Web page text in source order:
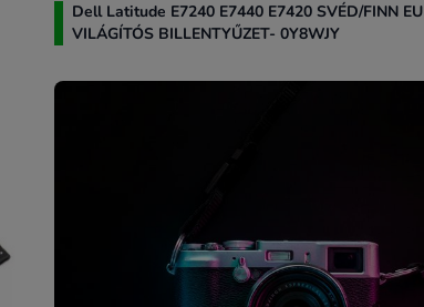
Dell Latitude E7240 E7440 E7420 SVÉD/FINN EU
VILÁGÍTÓS BILLENTYŰZET- 0Y8WJY